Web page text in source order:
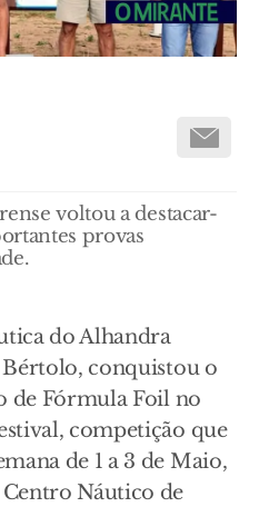
voltou a destacar-
provas
do Alhandra
conquistou o
de Fórmula Foil no
competição que
de 1 a 3 de Maio,
Náutico de